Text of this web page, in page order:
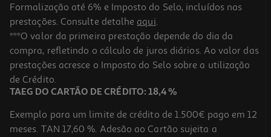
Formalização até 6% e Imposto do Selo, incluídos nas
prestações. Consulte detalhe aqui.
***O valor da primeira prestação depende do dia da
compra, refletindo o cálculo de juros diários. Ao valor das
prestações acresce o Imposto do Selo sobre a utilização
de Crédito.
TAEG DO CARTÃO DE CRÉDITO: 18,4 %
Exemplo para um limite de crédito de 1.500€ pago em 12
meses. TAN 17,60 %. Adesão ao Cartão sujeita a